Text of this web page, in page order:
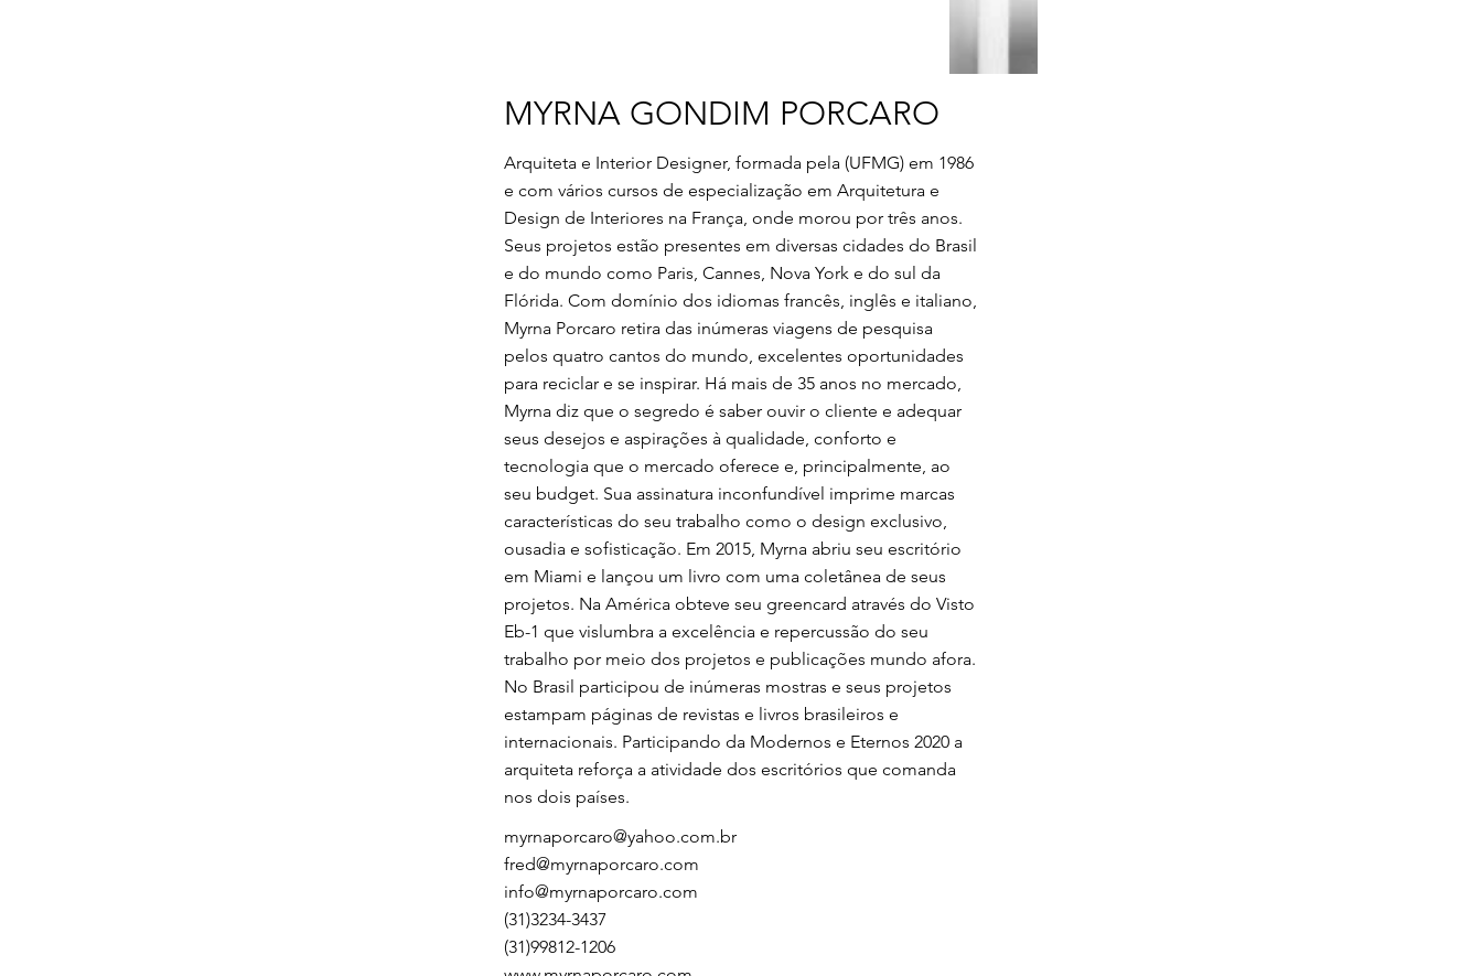
MYRNA GONDIM PORCARO
Arquiteta e Interior Designer, formada pela (UFMG) em 1986
e com vários cursos de especialização em Arquitetura e
Design de Interiores na França, onde morou por três anos.
Seus projetos estão presentes em diversas cidades do Brasil
e do mundo como Paris, Cannes, Nova York e do sul da
Flórida. Com domínio dos idiomas francês, inglês e italiano,
Myrna Porcaro retira das inúmeras viagens de pesquisa
pelos quatro cantos do mundo, excelentes oportunidades
para reciclar e se inspirar. Há mais de 35 anos no mercado,
Myrna diz que o segredo é saber ouvir o cliente e adequar
seus desejos e aspirações à qualidade, conforto e
tecnologia que o mercado oferece e, principalmente, ao
seu budget. Sua assinatura inconfundível imprime marcas
características do seu trabalho como o design exclusivo,
ousadia e sofisticação. Em 2015, Myrna abriu seu escritório
em Miami e lançou um livro com uma coletânea de seus
projetos. Na América obteve seu greencard através do Visto
Eb-1 que vislumbra a excelência e repercussão do seu
trabalho por meio dos projetos e publicações mundo afora.
No Brasil participou de inúmeras mostras e seus projetos
estampam páginas de revistas e livros brasileiros e
internacionais. Participando da Modernos e Eternos 2020 a
arquiteta reforça a atividade dos escritórios que comanda
nos dois países.
myrnaporcaro@yahoo.com.br
fred@myrnaporcaro.com
info@myrnaporcaro.com
(31)3234-3437
(31)99812-1206